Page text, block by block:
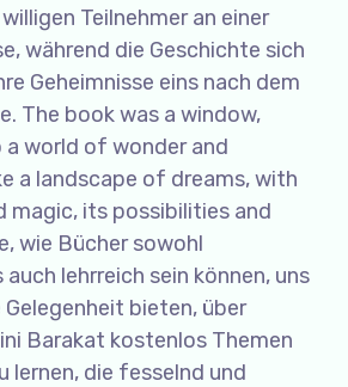
Teilnehmer an einer
während die Geschichte sich
Geheimnisse eins nach dem
The book was a window,
world of wonder and
a landscape of dreams, with
magic, its possibilities and
wie Bücher sowohl
lehrreich sein können, uns
bieten, über
Barakat kostenlos Themen
lernen, die fesselnd und